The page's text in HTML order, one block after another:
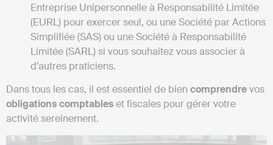
Entreprise Unipersonnelle à Responsabilité Limitée
(EURL) pour exercer seul, ou une Société par Actions
Simplifiée (SAS) ou une Société à Responsabilité
Limitée (SARL) si vous souhaitez vous associer à
d’autres praticiens.
Dans tous les cas, il est essentiel de bien comprendrevos
obligationscomptableset fiscales pour gérer votre
activité sereinement.